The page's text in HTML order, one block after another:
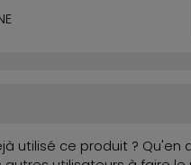
utilisé ce produit ? Qu'en